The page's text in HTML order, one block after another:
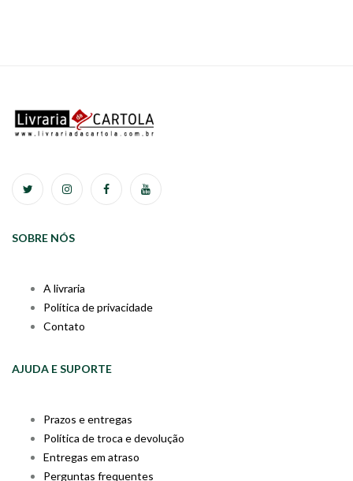
SOBRE NÓS
A livraria
Política de privacidade
Contato
AJUDA E SUPORTE
Prazos e entregas
Política de troca e devolução
Entregas em atraso
Perguntas frequentes